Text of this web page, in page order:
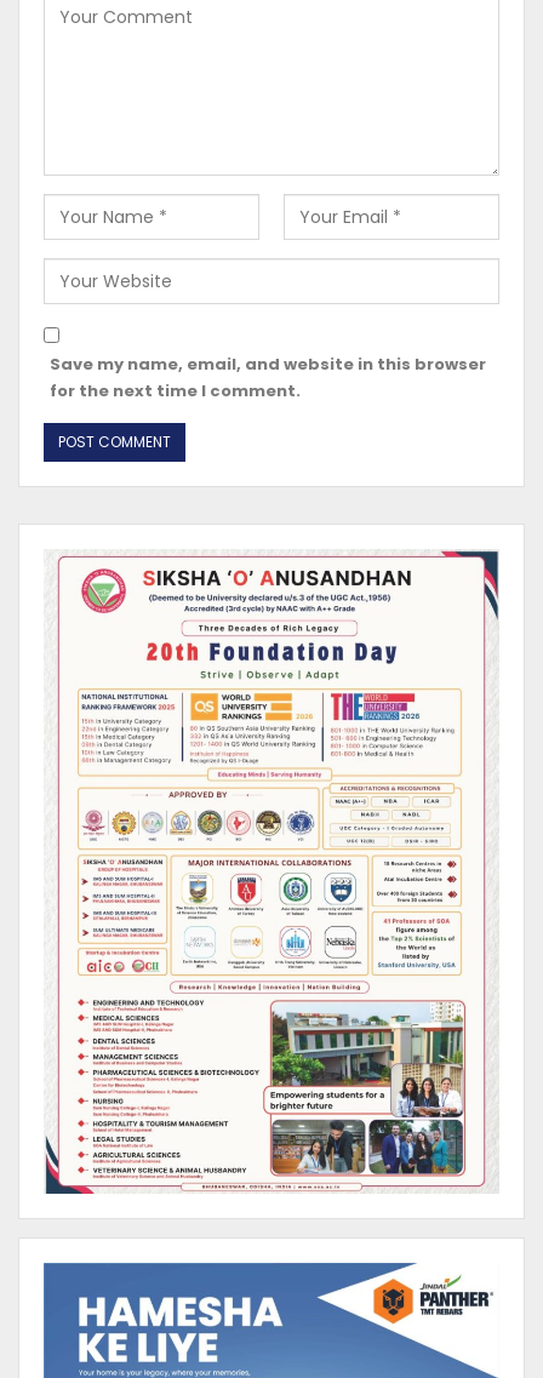
Save my name, email, and website in this browser
for the next time I comment.